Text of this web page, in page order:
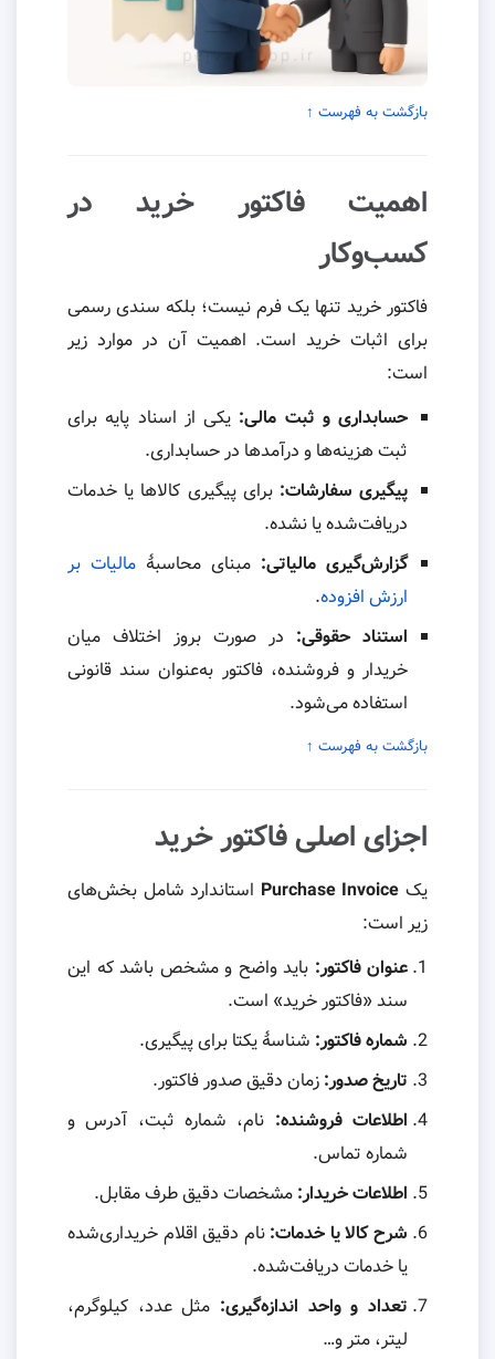
بازگشت به فهرست ↑
اهمیت فاکتور خرید در
کسب‌وکار
فاکتور خرید تنها یک فرم نیست؛ بلکه سندی رسمی
برای اثبات خرید است. اهمیت آن در موارد زیر
است:
حسابداری و ثبت مالی: یکی از اسناد پایه برای
ثبت هزینه‌ها و درآمدها در حسابداری.
پیگیری سفارشات: برای پیگیری کالاها یا خدمات
دریافت‌شده یا نشده.
گزارش‌گیری مالیاتی: مبنای محاسبهٔ مالیات بر
ارزش افزوده.
استناد حقوقی: در صورت بروز اختلاف میان
خریدار و فروشنده، فاکتور به‌عنوان سند قانونی
استفاده می‌شود.
بازگشت به فهرست ↑
اجزای اصلی فاکتور خرید
یک Purchase Invoice استاندارد شامل بخش‌های
زیر است:
عنوان فاکتور: باید واضح و مشخص باشد که این
سند «فاکتور خرید» است.
شماره فاکتور: شناسهٔ یکتا برای پیگیری.
تاریخ صدور: زمان دقیق صدور فاکتور.
اطلاعات فروشنده: نام، شماره ثبت، آدرس و
شماره تماس.
اطلاعات خریدار: مشخصات دقیق طرف مقابل.
شرح کالا یا خدمات: نام دقیق اقلام خریداری‌شده
یا خدمات دریافت‌شده.
تعداد و واحد اندازه‌گیری: مثل عدد، کیلوگرم،
لیتر، متر و…